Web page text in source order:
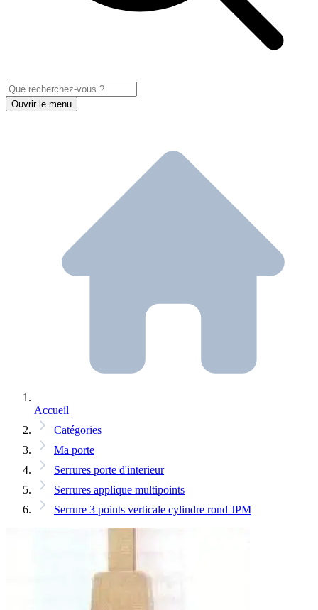
Ouvrir le menu
Accueil
Catégories
Ma porte
Serrures porte d'interieur
Serrures applique multipoints
Serrure 3 points verticale cylindre rond JPM